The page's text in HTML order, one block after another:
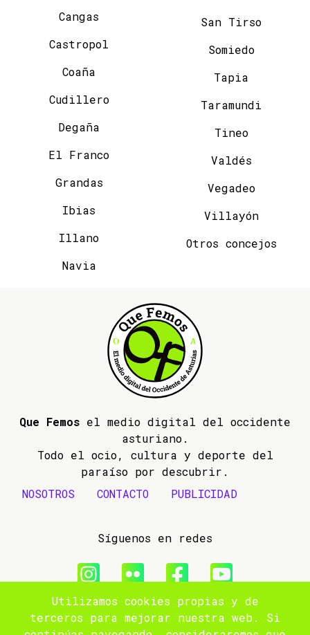
Cangas
Castropol
Coaña
Cudillero
Degaña
El Franco
Grandas
Ibias
Illano
Navia
San Tirso
Somiedo
Tapia
Taramundi
Tineo
Valdés
Vegadeo
Villayón
Otros concejos
Que Femos el medio digital del occidente
asturiano.
Todo el ocio, cultura y deporte del
paraíso por descubrir.
NOSOTROS
CONTACTO PUBLICIDAD
Síguenos en redes
© 2009- 2026 Que Femos
Utilizamos cookies propias y de
terceros para mejorar nuestra web. Si